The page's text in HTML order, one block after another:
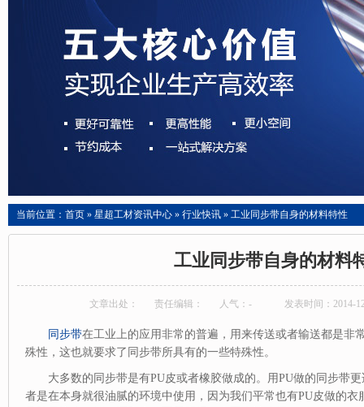
当前位置： 首页 » 星超工材资讯中心 » 行业快讯 » 工业同步带自身的材料特性
工业同步带自身的材料
文章出处： 责任编辑： 人气： - 发表时间：2014-
同步带在工业上的应用非常的普遍，用来传送或者输送都是非
殊性，这也就要求了同步带所具有的一些特殊性。
大多数的同步带是有PU皮或者橡胶做成的。用PU做的同步带
者是在本身就很油腻的环境中使用，因为我们平常也有PU皮做的